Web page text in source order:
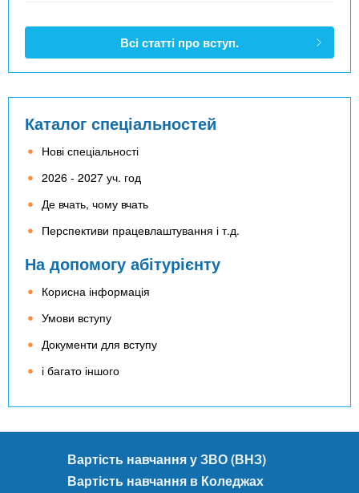
Всі статті про вступ.
Каталог спеціальностей
Нові спеціальності
2026 - 2027 уч. год
Де вчать, чому вчать
Перспективи працевлаштування і т.д.
На допомогу абітурієнту
Корисна інформація
Умови вступу
Документи для вступу
і багато іншого
Вартість навчання у ЗВО (ВНЗ)
Вартість навчання в Коледжах